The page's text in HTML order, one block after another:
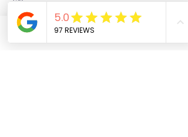
Il est composé de 8 pierres, chacune ayant
une signification et une position spécifique sur
le bracelet.